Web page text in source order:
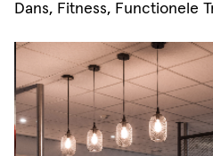
Dans, Fitness, Functionele